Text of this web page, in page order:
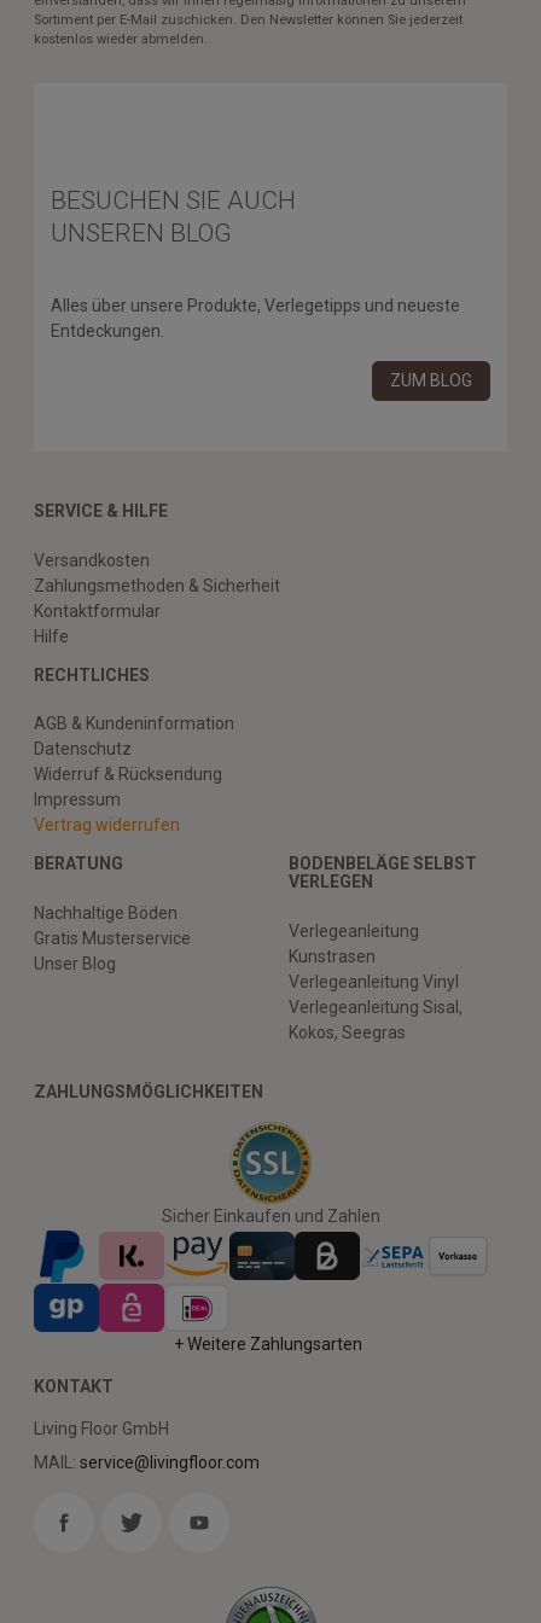
Sortiment per E-Mail zuschicken. Den Newsletter können Sie jederzeit
kostenlos wieder abmelden.
BESUCHEN SIE AUCH
UNSEREN BLOG
Alles über unsere Produkte, Verlegetipps und neueste
Entdeckungen.
ZUM BLOG
SERVICE & HILFE
Versandkosten
Zahlungsmethoden & Sicherheit
Kontaktformular
Hilfe
RECHTLICHES
AGB & Kundeninformation
Datenschutz
Widerruf & Rücksendung
Impressum
Vertrag widerrufen
BERATUNG
Nachhaltige Böden
Gratis Musterservice
Unser Blog
BODENBELÄGE SELBST
VERLEGEN
Verlegeanleitung
Kunstrasen
Verlegeanleitung Vinyl
Verlegeanleitung Sisal,
Kokos, Seegras
ZAHLUNGSMÖGLICHKEITEN
Sicher Einkaufen und Zahlen
+ Weitere Zahlungsarten
KONTAKT
Living Floor GmbH
MAIL: service@livingfloor.com